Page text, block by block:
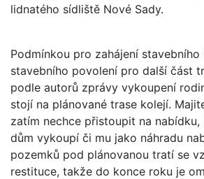
lidnatého sídliště Nové Sady.
Podmínkou pro zahájení
stavebního povolení pro další část
podle autorů zprávy vykoupení
stojí na plánované trase kolejí.
zatím nechce přistoupit na nabídku,
dům vykoupí či mu jako náhradu
pozemků pod plánovanou tratí se
restituce, takže do konce roku je